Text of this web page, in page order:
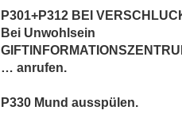
P301+P312 BEI
Bei Unwohlsein
… anrufen.
P330 Mund ausspülen.